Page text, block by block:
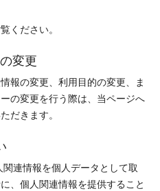
ください。
変更
報の変更、利用目的の変更、ま
の変更を行う際は、当ページへ
だきます。
連情報を個人データとして取
、個人関連情報を提供すること